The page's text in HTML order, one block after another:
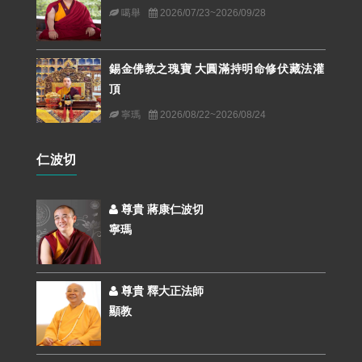
噶舉 2026/07/23~2026/09/28
錫金佛教之瑰寶 大圓滿持明命修伏藏法灌
頂
寧瑪 2026/08/22~2026/08/24
仁波切
尊貴 蔣康仁波切
寧瑪
尊貴 釋大正法師
顯教